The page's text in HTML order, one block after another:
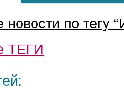
по тегу “
ТЕГИ